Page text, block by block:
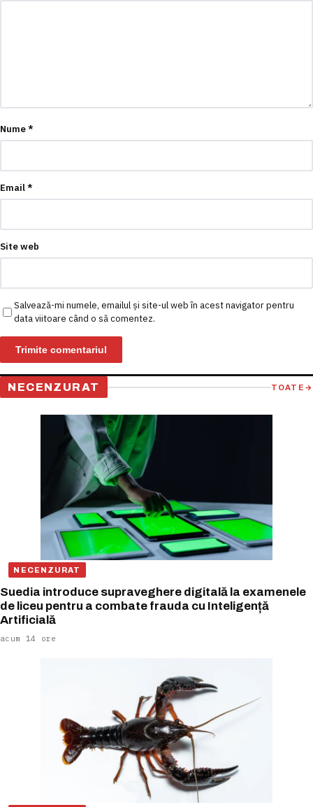
Nume*
Email*
Site web
Salvează-mi numele, emailul și site-ul web în acest navigator pentru
data viitoare când o să comentez.
NECENZURAT TOATE →
NECENZURAT
Suedia introduce supraveghere digitală la examenele
de liceu pentru a combate frauda cu Inteligență
Artificială
acum 14 ore